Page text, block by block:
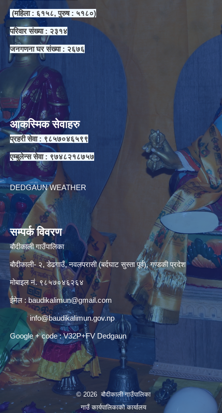
(महिला : ६१५८, पुरुष : ५१८०)
परिवार संख्या : २३१४
जनगणना घर संख्या : २६७६
आकस्मिक सेवाहरु
प्रहरी सेवा : ९८५७०४६५९९
एम्बुलेन्स सेवा : ९७४८२१८७५७
DEDGAUN WEATHER
सम्पर्क विवरण
बौदीकाली गाउँपालिका
बौदीकाली- २, डेढगाउँ, नवलपरासी (बर्दघाट सुस्ता पूर्व), गण्डकी प्रदेश
मोबाइल नं. ९८५७०४६२६४
ईमेल : baudikalimun@gmail.com
info@baudikalimun.gov.np
Google + code : V32P+FV Dedgaun
© 2026 बौदीकाली गाउँपालिका
गाउँ कार्यपालिकाको कार्यालय